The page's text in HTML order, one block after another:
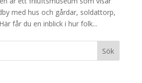
med hus och gårdar, soldattorp,
får du en inblick i hur folk...